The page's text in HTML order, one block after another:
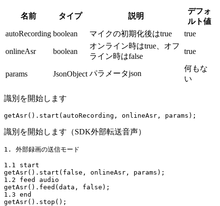
名前 タイプ 説明
デフォ
ルト値
autoRecording boolean マイクの初期化後はtrue true
onlineAsr boolean
オンライン時はtrue、オフ
ライン時はfalse
true
params JsonObject パラメータjson
何もな
い
識別を開始します
getAsr(). start (autoRecording, onlineAsr, params);
識別を開始します（SDK外部転送音声）
1. 外部録画の送信モード
1.1
start
getAsr(). start ( false , onlineAsr, params);
1.2 feed audio
getAsr(). feed (data, false );
1.3 end
getAsr(). stop ();